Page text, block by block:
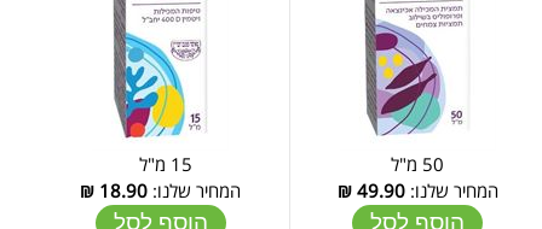
50 מ"ל
המחיר שלנו:49.90
₪
הוסף לסל
15 מ"ל
המחיר שלנו: 18.90
₪
הוסף לסל